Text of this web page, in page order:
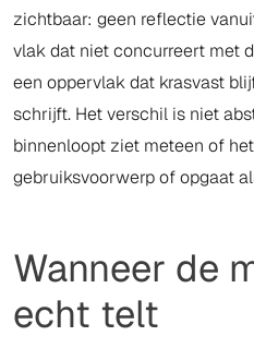
zichtbaar: geen reflectie
vlak dat niet concurreert met
een oppervlak dat krasvast
schrijft. Het verschil is niet
binnenloopt ziet meteen of
gebruiksvoorwerp of opgaat
Wanneer de
echt telt